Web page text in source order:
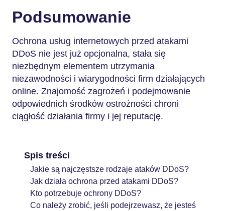
Podsumowanie
Ochrona usług internetowych przed atakami
DDoS nie jest już opcjonalna, stała się
niezbędnym elementem utrzymania
niezawodności i wiarygodności firm działających
online. Znajomość zagrożeń i podejmowanie
odpowiednich środków ostrożności chroni
ciągłość działania firmy i jej reputację.
Spis treści
Jakie są najczęstsze rodzaje ataków DDoS?
Jak działa ochrona przed atakami DDoS?
Kto potrzebuje ochrony DDoS?
Co należy zrobić, jeśli podejrzewasz, że jesteś